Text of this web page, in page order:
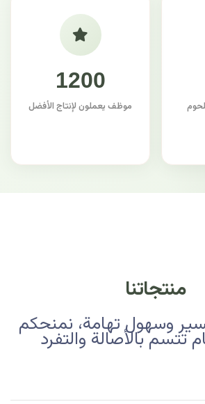
1200
موظف يعملون لإنتاج الأفضل
منتجاتنا
وسهول تهامة، نمنحكم
تتسم بالأصالة والتفرد